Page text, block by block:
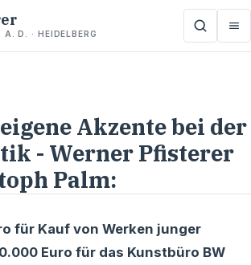
D. · HEIDELBERG
Akzente bei der
- Werner Pfisterer
Palm:
für Kauf von Werken junger
Euro für das Kunstbüro BW